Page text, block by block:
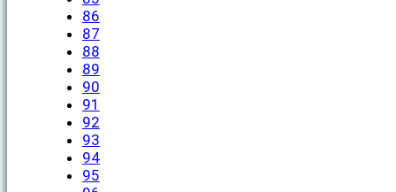
86
87
88
89
90
91
92
93
94
95